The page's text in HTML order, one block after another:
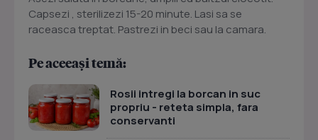
Capsezi , sterilizezi 15-20 minute. Lasi sa se
raceasca treptat. Pastrezi in beci sau la camara.
Pe aceeași temă:
Rosii intregi la borcan in suc
propriu - reteta simpla, fara
conservanti